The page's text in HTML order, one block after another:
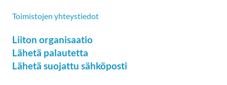
Toimistojen yhteystiedot
Liiton organisaatio
Lähetä palautetta
Lähetä suojattu sähköposti